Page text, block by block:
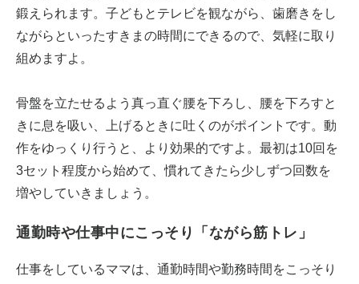
鍛えられます。子どもとテレビを観ながら、歯磨きをし
ながらといったすきまの時間にできるので、気軽に取り
組めますよ。
骨盤を立たせるよう真っ直ぐ腰を下ろし、腰を下ろすと
きに息を吸い、上げるときに吐くのがポイントです。動
作をゆっくり行うと、より効果的ですよ。最初は10回を
3セット程度から始めて、慣れてきたら少しずつ回数を
増やしていきましょう。
通勤時や仕事中にこっそり「ながら筋トレ」
仕事をしているママは、通勤時間や勤務時間をこっそり